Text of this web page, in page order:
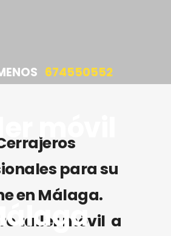
674550552
móvil
para su
en Málaga.
taller móvil a